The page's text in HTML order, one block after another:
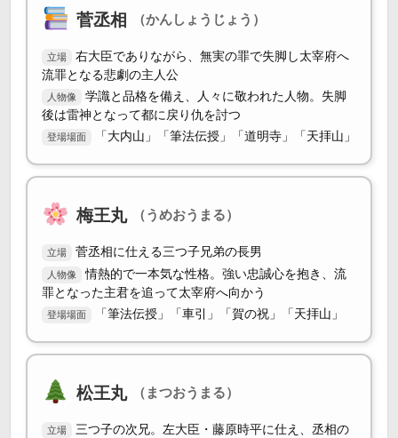
菅丞相 （かんしょうじょう）
立場
右大臣でありながら、無実の罪で失脚し太宰府へ
流罪となる悲劇の主人公
人物像
学識と品格を備え、人々に敬われた人物。失脚
後は雷神となって都に戻り仇を討つ
登場場面 「大内山」「筆法伝授」「道明寺」「天拝山」
梅王丸 （うめおうまる）
立場 菅丞相に仕える三つ子兄弟の長男
人物像
情熱的で一本気な性格。強い忠誠心を抱き、流
罪となった主君を追って太宰府へ向かう
登場場面 「筆法伝授」「車引」「賀の祝」「天拝山」
松王丸 （まつおうまる）
立場
三つ子の次兄。左大臣・藤原時平に仕え、丞相の